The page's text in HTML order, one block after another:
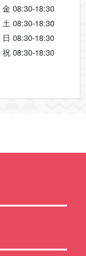
金 08:30-18:30
土 08:30-18:30
日 08:30-18:30
祝 08:30-18:30